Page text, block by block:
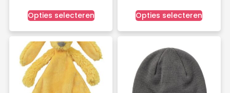
Opties selecteren Opties selecteren